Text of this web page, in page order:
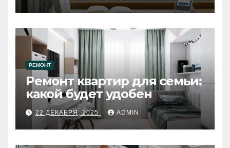
РЕМОНТ
Ремонт квартир для семьи:
какой будет удобен
22 ДЕКАБРЯ, 2025 ADMIN